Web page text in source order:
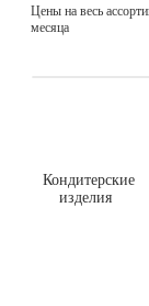
Цены на весь
месяца
Кондитерские
изделия